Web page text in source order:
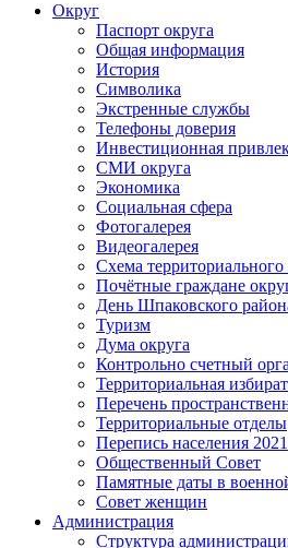
Округ
Паспорт округа
Общая информация
История
Символика
Экстренные службы
Телефоны доверия
Инвестиционная
СМИ округа
Экономика
Социальная сфера
Фотогалерея
Видеогалерея
Схема
Почётные граждане
День Шпаковского
Туризм
Дума округа
Контрольно счетный
Территориальная
Перечень
Территориальные отделы
Перепись населения 2021
Общественный Совет
Памятные даты в
Совет женщин
Администрация
Структура